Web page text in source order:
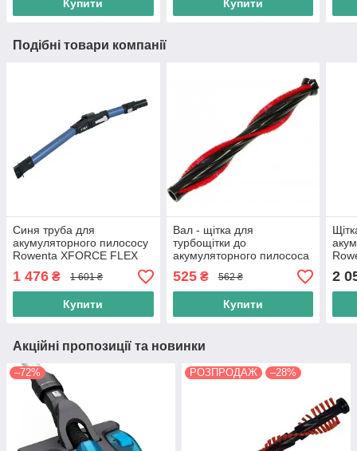
Купити Купити
Подібні товари компанії
Синя труба для
акумуляторного пилососу
Rowenta XFORCE FLEX
2230002633)
1 476 ₴ 1 601 ₴
Купити
Вал - щітка для
турбощітки до
акумуляторного пилососа
Rowenta X FORCE FLEX
8.60 RH9690WO (SS-
2230002457)
525₴ 562 ₴
Купити
2
Акційні пропозиції та новинки
–72% РОЗПРОДАЖ –28%